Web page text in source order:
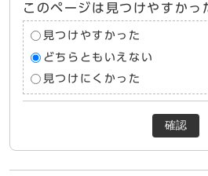
このページは見つけやすかっ
見つけやすかった
どちらともいえない
見つけにくかった
確認